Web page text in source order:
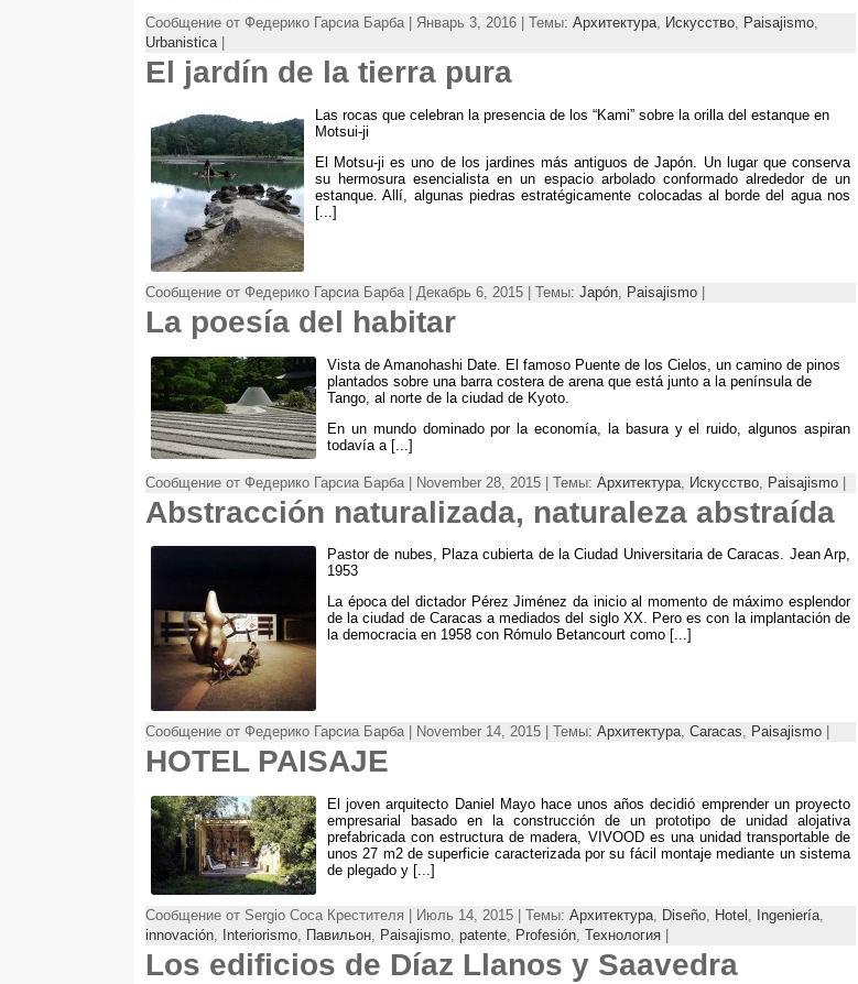
Сообщение от Федерико Гарсиа Барба | Январь 3, 2016 | Темы: Архитектура, Искусство, Paisajismo,
Urbanistica|
El jardín de la tierra pura
Las rocas que celebran la presencia de los “Kami” sobre la orilla del estanque en
Motsui-ji
El Motsu-ji es uno de los jardines más antiguos de Japón
Un lugar que conserva
su hermosura esencialista en un espacio arbolado conformado alrededor de un
estanque . Allí, algunas piedras estratégicamente colocadas al borde del agua nos
[...]
Сообщение от Федерико Гарсиа Барба | Декабрь 6, 2015 | Темы: Japón, Paisajismo
La poesía del habitar
Vista de Amanohashi Date El famoso Puente de los Cielos un camino de pinos
plantados sobre una barra costera de arena que está junto a la península de
Tango al norte de la ciudad de Kyoto
En un mundo dominado por la economía
la basura y el ruido ,algunos aspiran
todavía a [...]
Сообщение от Федерико Гарсиа Барба | November 28, 2015 | Темы: Архитектура Искусство Paisajismo |
Abstracción naturalizada, naturaleza abstraída
Pastor de nubes, Plaza cubierta de la Ciudad Universitaria de Caracas. Jean Arp,
1953
La época del dictador Pérez Jiménez da inicio al momento de máximo esplendor
de la ciudad de Caracas a mediados del siglo XX. Pero es con la implantación de
la democracia en 1958 con Rómulo Betancourt como [...]
Сообщение от Федерико Гарсиа Барба | November 14, 2015 | Темы: Архитектура, Caracas, Paisajismo
HOTEL PAISAJE
El joven arquitecto Daniel Mayo hace unos años decidió emprender un proyecto
empresarial basado en la construcción de un prototipo de unidad alojativa
prefabricada con estructura de madera, VIVOOD es una unidad transportable de
unos 27 m2 de superficie caracterizada por su fácil montaje mediante un sistema
de plegado y [...]
Сообщение от Sergio Соса Крестителя | Июль 14, 2015 | Темы: Архитектура, Diseño, Hotel , Ingeniería,
innovación, Interiorismo, Павильон, Paisajismo, patente, Profesión, Технология
Los edificios de Díaz Llanos y Saavedra